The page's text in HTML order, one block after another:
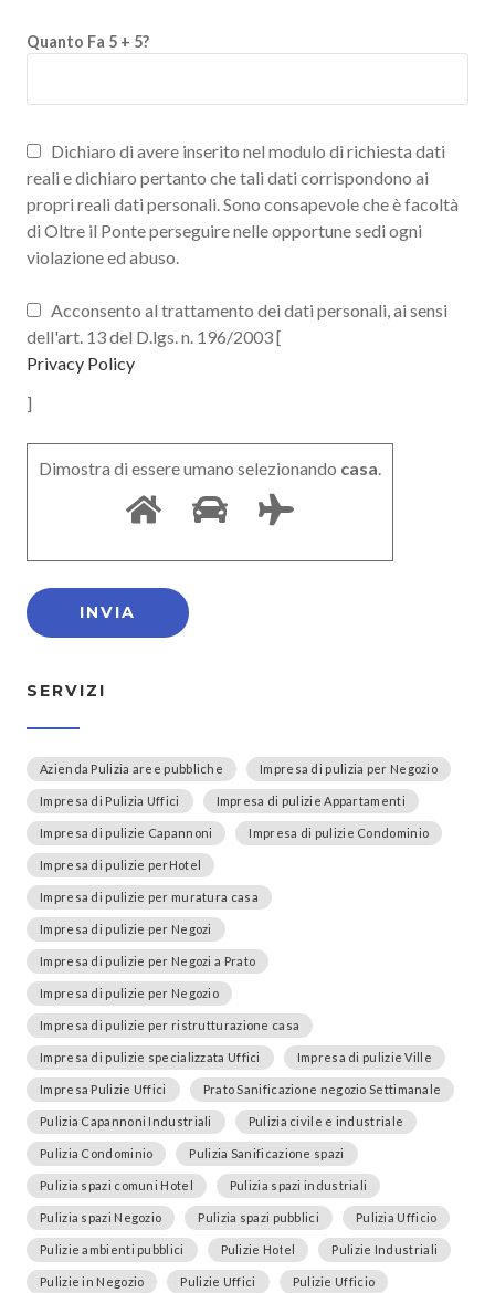
Quanto Fa 5 + 5?
Dichiaro di avere inserito nel modulo di richiesta dati
reali e dichiaro pertanto che tali dati corrispondono ai
propri reali dati personali. Sono consapevole che è facoltà
di Oltre il Ponte perseguire nelle opportune sedi ogni
violazione ed abuso.
Acconsento al trattamento dei dati personali, ai sensi
dell'art. 13 del D.lgs. n. 196/2003 [
Privacy Policy
]
Dimostra di essere umano selezionando casa.
SERVIZI
Azienda Pulizia aree pubbliche Impresa di pulizia per Negozio
Impresa di Pulizia Uffici Impresa di pulizie Appartamenti
Impresa di pulizie Capannoni Impresa di pulizie Condominio
Impresa di pulizie perHotel
Impresa di pulizie per muratura casa
Impresa di pulizie per Negozi
Impresa di pulizie per Negozi a Prato
Impresa di pulizie per Negozio
Impresa di pulizie per ristrutturazione casa
Impresa di pulizie specializzata Uffici Impresa di pulizie Ville
Impresa Pulizie Uffici Prato Sanificazione negozio Settimanale
Pulizia Capannoni Industriali Pulizia civile e industriale
Pulizia Condominio Pulizia Sanificazione spazi
Pulizia spazi comuni Hotel Pulizia spazi industriali
Pulizia spazi Negozio Pulizia spazi pubblici Pulizia Ufficio
Pulizie ambienti pubblici Pulizie Hotel Pulizie Industriali
Pulizie in Negozio Pulizie Uffici Pulizie Ufficio